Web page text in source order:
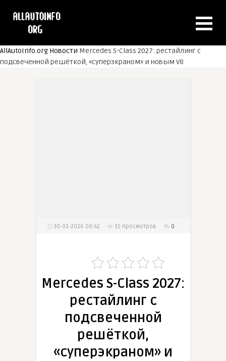
AllAutoInfo.org Новости Mercedes S-Class 2027: рестайлинг с
подсвеченной решёткой, «суперэкраном» и новым V8
30-01-2026 00:42 15 просмотров 0
Mercedes S-Class 2027:
рестайлинг с
подсвеченной
решёткой,
«суперэкраном» и